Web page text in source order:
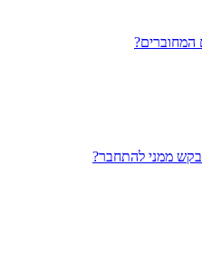
ממני להתחבר?